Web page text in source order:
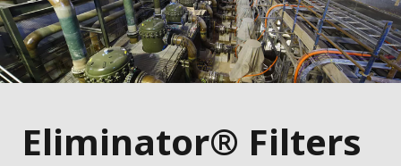
Eliminator® Filters